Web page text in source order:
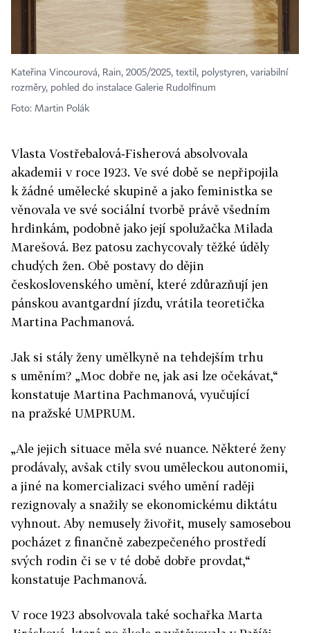
Kateřina Vincourová, Rain, 2005/2025, textil, polystyren, variabilní
rozměry, pohled do instalace Galerie Rudolfinum
Foto: Martin Polák
Vlasta Vostřebalová‑Fisherová absolvovala
akademii v roce 1923. Ve své době se nepřipojila
k žádné umělecké skupině a jako feministka se
věnovala ve své sociální tvorbě právě všedním
hrdinkám, podobně jako její spolužačka Milada
Marešová. Bez patosu zachycovaly těžké úděly
chudých žen. Obě postavy do dějin
československého umění, které zdůrazňují jen
pánskou avantgardní jízdu, vrátila teoretička
Martina Pachmanová.
Jak si stály ženy umělkyně na tehdejším trhu
s uměním? „Moc dobře ne, jak asi lze očekávat,“
konstatuje Martina Pachmanová, vyučující
na pražské UMPRUM.
„Ale jejich situace měla své nuance. Některé ženy
prodávaly, avšak ctily svou uměleckou autonomii,
a jiné na komercializaci svého umění raději
rezignovaly a snažily se ekonomickému diktátu
vyhnout. Aby nemusely živořit, musely samosebou
pocházet z finančně zabezpečeného prostředí
svých rodin či se v té době dobře provdat,“
konstatuje Pachmanová.
V roce 1923 absolvovala také sochařka Marta